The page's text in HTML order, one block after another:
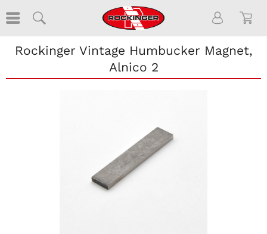
Rockinger Vintage Humbucker Magnet,
Alnico 2